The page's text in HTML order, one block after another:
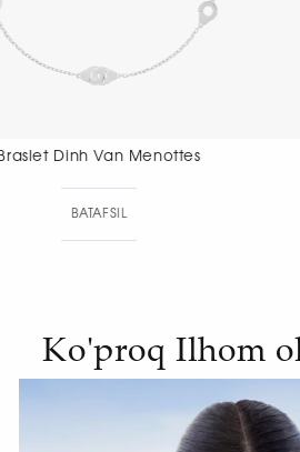
Braslet Dinh Van Menottes
Ko'proq Ilhom